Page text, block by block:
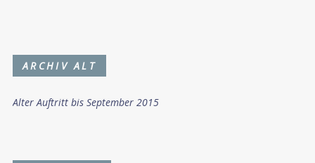
ARCHIV ALT
Alter Auftritt bis September 2015